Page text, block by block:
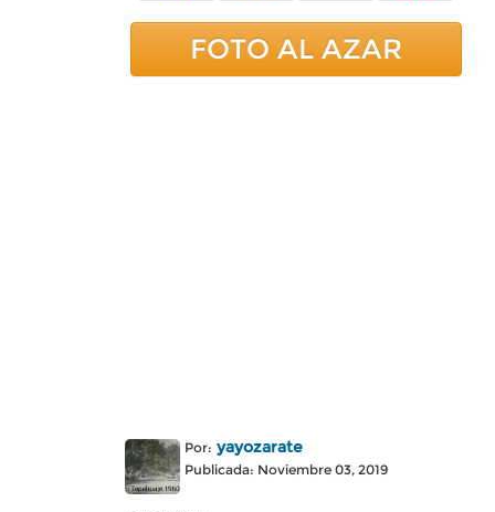
FOTO AL AZAR
Por: yayozarate
Publicada: Noviembre 03, 2019